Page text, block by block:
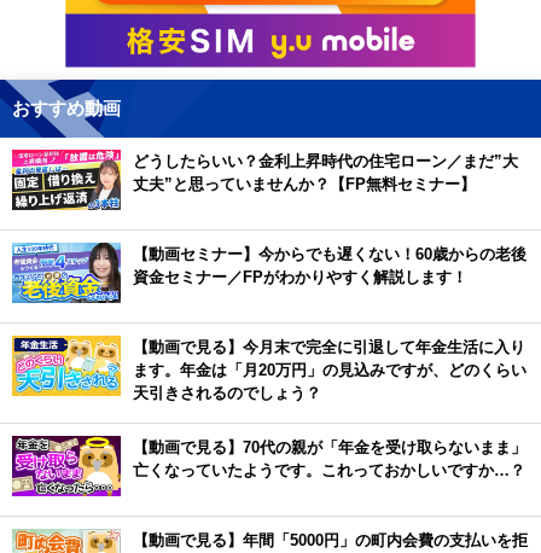
おすすめ動画
どうしたらいい？金利上昇時代の住宅ローン／まだ”大
丈夫”と思っていませんか？【FP無料セミナー】
【動画セミナー】今からでも遅くない！60歳からの老後
資金セミナー／FPがわかりやすく解説します！
【動画で見る】今月末で完全に引退して年金生活に入り
ます。年金は「月20万円」の見込みですが、どのくらい
天引きされるのでしょう？
【動画で見る】70代の親が「年金を受け取らないまま」
亡くなっていたようです。これっておかしいですか…？
【動画で見る】年間「5000円」の町内会費の支払いを拒